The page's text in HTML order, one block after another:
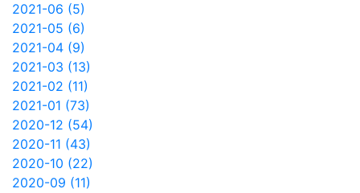
2021-06 (5)
2021-05 (6)
2021-04 (9)
2021-03 (13)
2021-02 (11)
2021-01 (73)
2020-12 (54)
2020-11 (43)
2020-10 (22)
2020-09 (11)